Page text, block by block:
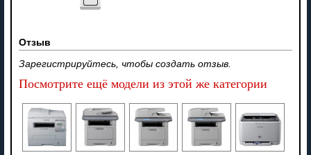
Отзыв
Зарегистрируйтесь, чтобы создать отзыв.
Посмотрите ещё модели из этой же категории